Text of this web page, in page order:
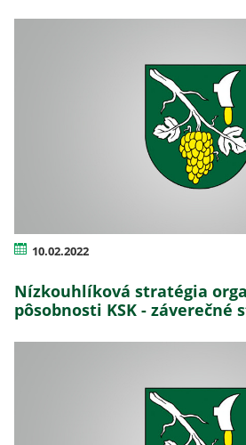
10.02.2022
Nízkouhlíková stratégia
pôsobnosti KSK - záverečné